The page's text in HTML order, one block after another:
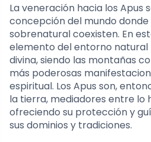
La veneración hacia los Apus
concepción del mundo
sobrenatural coexisten. En
elemento del entorno natural
divina, siendo las montañas
más poderosas
espiritual. Los Apus son,
la tierra, mediadores entre lo
ofreciendo su protección y
sus dominios y tradiciones.